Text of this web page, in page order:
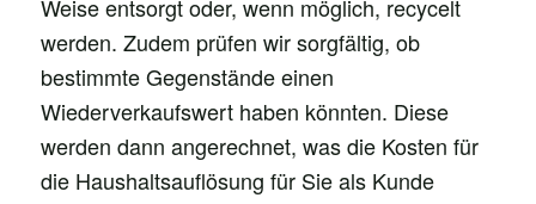
Weise entsorgt oder, wenn möglich, recycelt
werden. Zudem prüfen wir sorgfältig, ob
bestimmte Gegenstände einen
Wiederverkaufswert haben könnten. Diese
werden dann angerechnet, was die Kosten für
die Haushaltsauflösung für Sie als Kunde